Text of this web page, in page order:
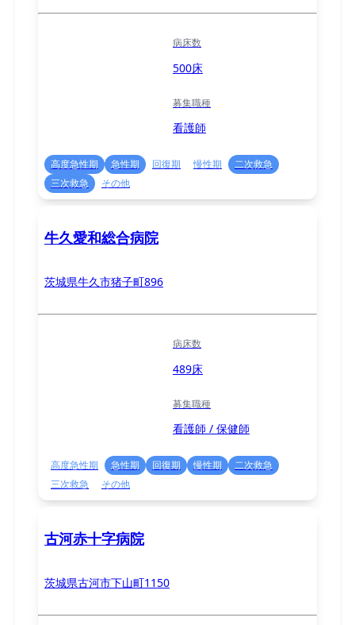
病床数
500床
募集職種
看護師
高度急性期 急性期 回復期 慢性期
二次救急
三次救急
その他
牛久愛和総合病院
茨城県牛久市猪子町896
病床数
489床
募集職種
看護師 / 保健師
高度急性期 急性期 回復期 慢性期
二次救急
三次救急
その他
古河赤十字病院
茨城県古河市下山町1150